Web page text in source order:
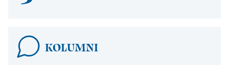
KOLUMNI